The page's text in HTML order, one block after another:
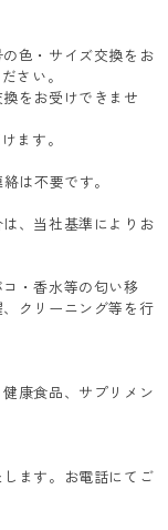
色・サイズ交換をお
さい。
をお受けできませ
ます。
は不要です。
、当社基準によりお
・香水等の匂い移
クリーニング等を行
康食品、サプリメン
ます。お電話にてご